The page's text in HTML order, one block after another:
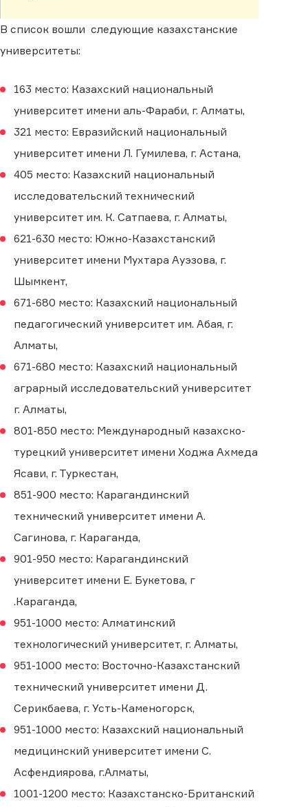
В список вошли следующие казахстанские
университеты:
163 место: Казахский национальный
университет имени аль-Фараби, г. Алматы,
321 место: Евразийский национальный
университет имени Л. Гумилева, г. Астана,
405 место: Казахский национальный
исследовательский технический
университет им. К. Сатпаева, г. Алматы,
621-630 место: Южно-Казахстанский
университет имени Мухтара Ауэзова, г.
Шымкент,
671-680 место: Казахский национальный
педагогический университет им. Абая, г.
Алматы,
671-680 место: Казахский национальный
аграрный исследовательский университет
г. Алматы,
801-850 место: Международный казахско-
турецкий университет имени Ходжа Ахмеда
Ясави, г. Туркестан,
851-900 место: Карагандинский
технический университет имени А.
Сагинова, г. Караганда,
901-950 место: Карагандинский
университет имени Е. Букетова, г
.Караганда,
951-1000 место: Алматинский
технологический университет, г. Алматы,
951-1000 место: Восточно-Казахстанский
технический университет имени Д.
Серикбаева, г. Усть-Каменогорск,
951-1000 место: Казахский национальный
медицинский университет имени С.
Асфендиярова, г.Алматы,
1001-1200 место: Казахстанско-Британский